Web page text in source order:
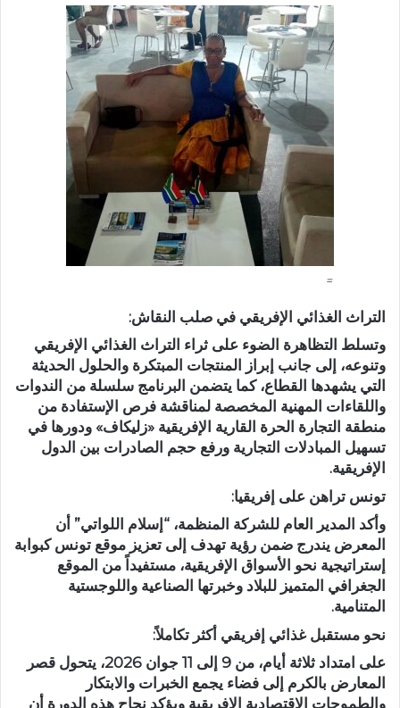
=
التراث الغذائي الإفريقي في صلب النقاش:
وتسلط التظاهرة الضوء على ثراء التراث الغذائي الإفريقي
وتنوعه، إلى جانب إبراز المنتجات المبتكرة والحلول الحديثة
التي يشهدها القطاع، كما يتضمن البرنامج سلسلة من الندوات
واللقاءات المهنية المخصصة لمناقشة فرص الإستفادة من
منطقة التجارة الحرة القارية الإفريقية «زليكاف» ودورها في
تسهيل المبادلات التجارية ورفع حجم الصادرات بين الدول
الإفريقية.
تونس تراهن على إفريقيا:
وأكد المدير العام للشركة المنظمة، “إسلام اللواتي” أن
المعرض يندرج ضمن رؤية تهدف إلى تعزيز موقع تونس كبوابة
إستراتيجية نحو الأسواق الإفريقية، مستفيداً من الموقع
الجغرافي المتميز للبلاد وخبرتها الصناعية واللوجستية
المتنامية.
نحو مستقبل غذائي إفريقي أكثر تكاملاً:
على امتداد ثلاثة أيام، من 9 إلى 11 جوان 2026، يتحول قصر
المعارض بالكرم إلى فضاء يجمع الخبرات والابتكار
والطموحات الإقتصادية الإفريقية ويؤكد نجاح هذه الدورة أن